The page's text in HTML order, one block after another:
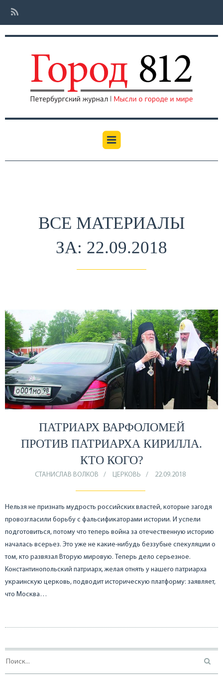
ВСЕ МАТЕРИАЛЫ
ЗА: 22.09.2018
ПАТРИАРХ ВАРФОЛОМЕЙ
ПРОТИВ ПАТРИАРХА КИРИЛЛА.
КТО КОГО?
СТАНИСЛАВ ВОЛКОВ ЦЕРКОВЬ 22.09.2018
Нельзя не признать мудрость российских властей, которые загодя
провозгласили борьбу с фальсификаторами истории. И успели
подготовиться, потому что теперь война за отечественную историю
началась всерьез. Это уже не какие-нибудь беззубые спекуляции о
том, кто развязал Вторую мировую. Теперь дело серьезное.
Константинопольский патриарх, желая отнять у нашего патриарха
украинскую церковь, подводит историческую платформу: заявляет,
что Москва…